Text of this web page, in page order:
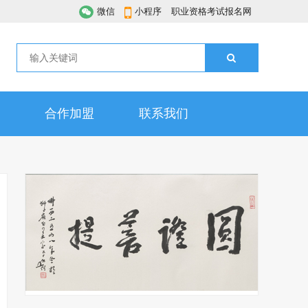
微信 小程序 职业资格考试报名网
合作加盟 联系我们